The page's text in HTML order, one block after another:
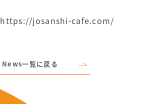
https://josanshi-cafe.com/
News一覧に戻る